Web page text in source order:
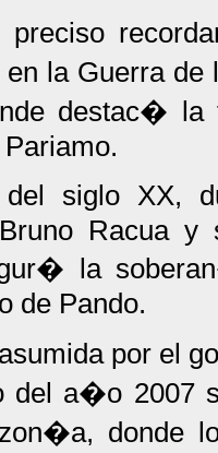
la Guerra de
destac� la
del siglo XX,
Racua y
la
de Pando.
por el
del a�o 2007
donde